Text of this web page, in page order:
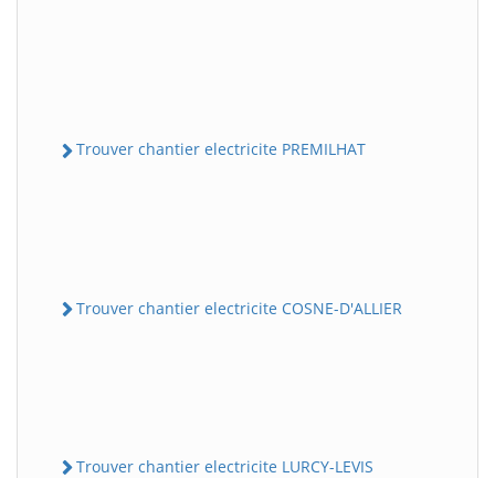
Trouver chantier electricite PREMILHAT
Trouver chantier electricite COSNE-D'ALLIER
Trouver chantier electricite LURCY-LEVIS